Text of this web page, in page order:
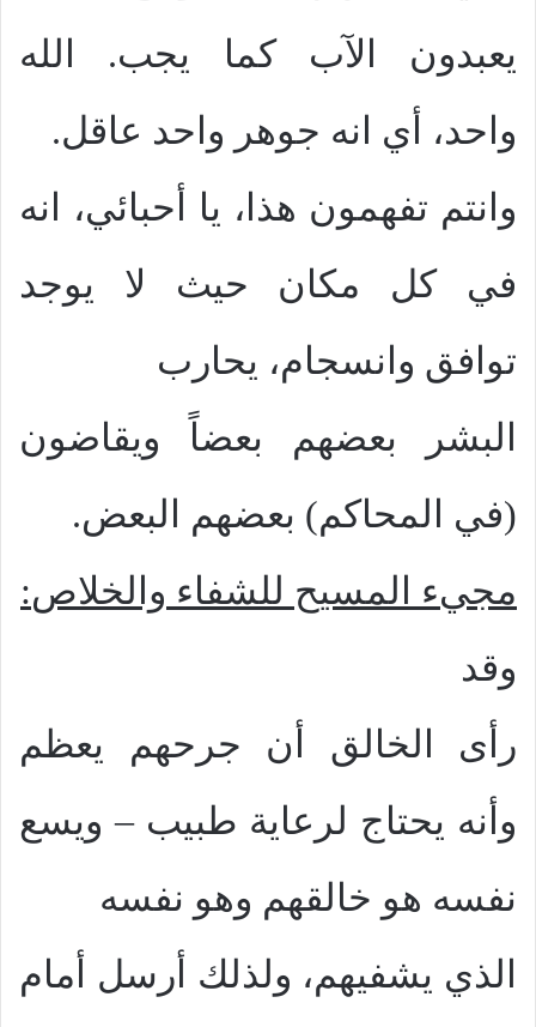
يعبدون الآب كما يجب. الله
واحد، أي انه جوهر واحد عاقل.
وانتم تفهمون هذا، يا أحبائي، انه
في كل مكان حيث لا يوجد
توافق وانسجام، يحارب
البشر بعضهم بعضاً ويقاضون
(في المحاكم) بعضهم البعض.
مجيء المسيح للشفاء والخلاص:
وقد
رأى الخالق أن جرحهم يعظم
وأنه يحتاج لرعاية طبيب – ويسع
نفسه هو خالقهم وهو نفسه
الذي يشفيهم، ولذلك أرسل أمام